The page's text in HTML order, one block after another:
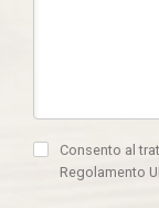
Consento al
Regolamento